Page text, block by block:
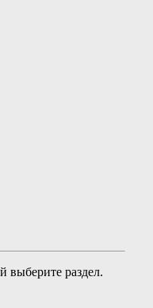
выберите раздел.